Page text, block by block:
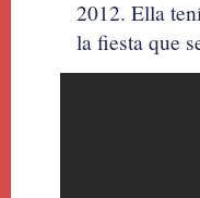
2012. Ella
la fiesta que